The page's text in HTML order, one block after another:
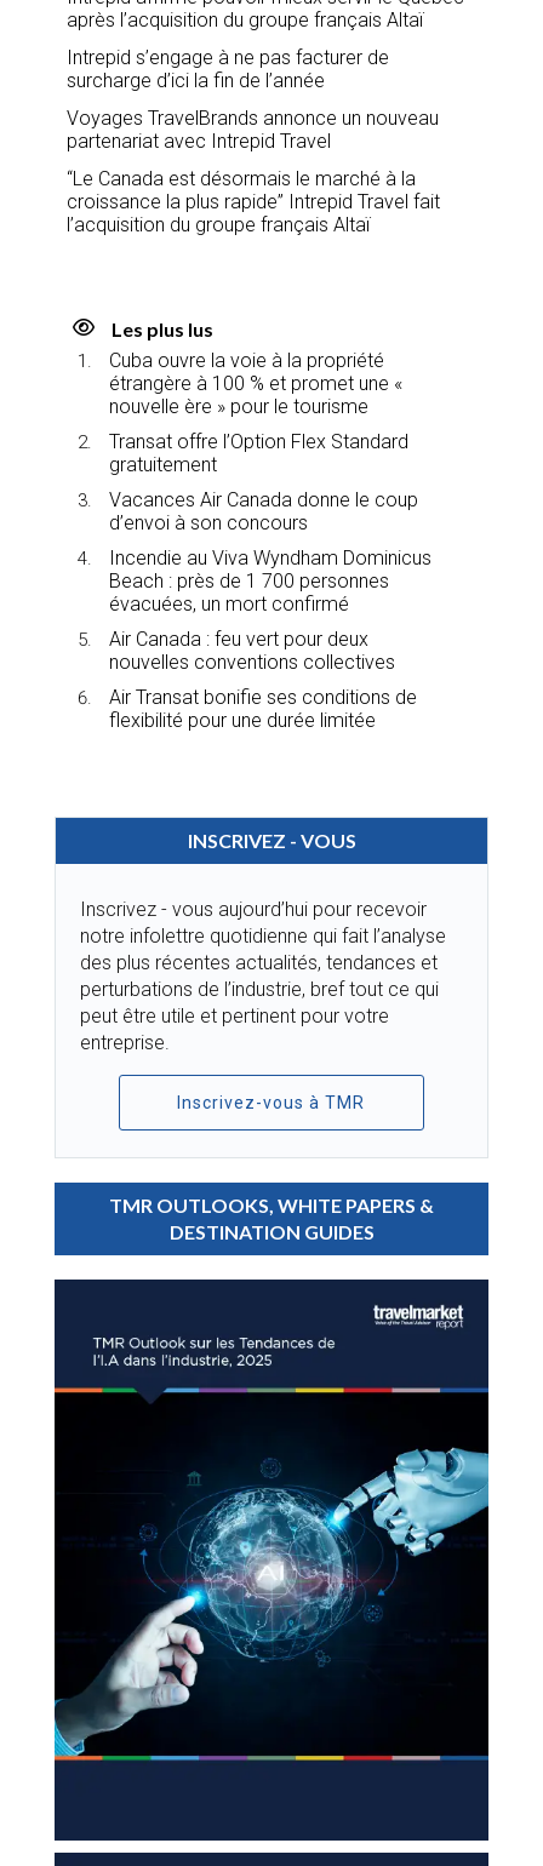
après l’acquisition du groupe français Altaï
Intrepid s’engage à ne pas facturer de
surcharge d’ici la fin de l’année
Voyages TravelBrands annonce un nouveau
partenariat avec Intrepid Travel
“Le Canada est désormais le marché à la
croissance la plus rapide” Intrepid Travel fait
l’acquisition du groupe français Altaï
Les plus lus
Cuba ouvre la voie à la propriété
étrangère à 100 % et promet une «
nouvelle ère » pour le tourisme
Transat offre l’Option Flex Standard
gratuitement
Vacances Air Canada donne le coup
d’envoi à son concours
Incendie au Viva Wyndham Dominicus
Beach : près de 1 700 personnes
évacuées, un mort confirmé
Air Canada : feu vert pour deux
nouvelles conventions collectives
Air Transat bonifie ses conditions de
flexibilité pour une durée limitée
INSCRIVEZ - VOUS
Inscrivez - vous aujourd’hui pour recevoir
notre infolettre quotidienne qui fait l’analyse
des plus récentes actualités, tendances et
perturbations de l’industrie, bref tout ce qui
peut être utile et pertinent pour votre
entreprise.
Inscrivez-vous à TMR
TMR OUTLOOKS, WHITE PAPERS &
DESTINATION GUIDES